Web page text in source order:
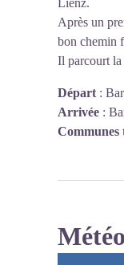
Lienz.
Après un
bon chemin
Il parcourt la
Départ :
Arrivée :
Communes
Météo